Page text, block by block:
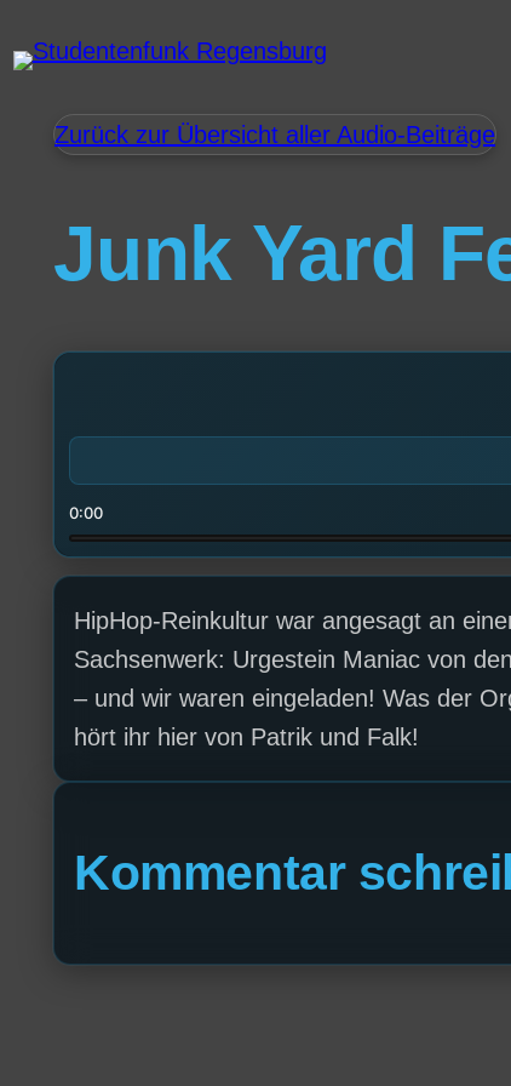
Zurück zur Übersicht aller Audio-Beiträge
Junk Yard
0:00
HipHop-Reinkultur war angesagt an
Sachsenwerk: Urgestein Maniac von
– und wir waren eingeladen! Was der
hört ihr hier von Patrik und Falk!
Kommentar